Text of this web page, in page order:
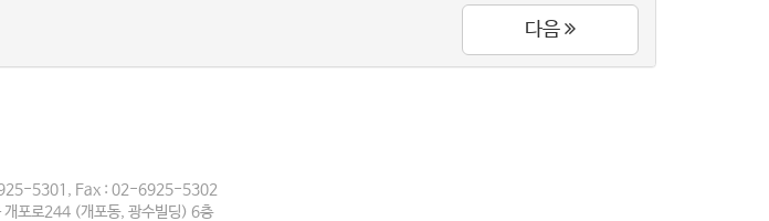
다음
5301, Fax : 02-6925-5302
개포로244 (개포동, 광수빌딩) 6층